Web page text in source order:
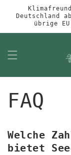
zum
Inhalt
Deutschland
übrige
FAQ
Welche
bietet